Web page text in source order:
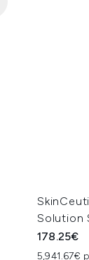
Solution
178.25€
5,941.67€